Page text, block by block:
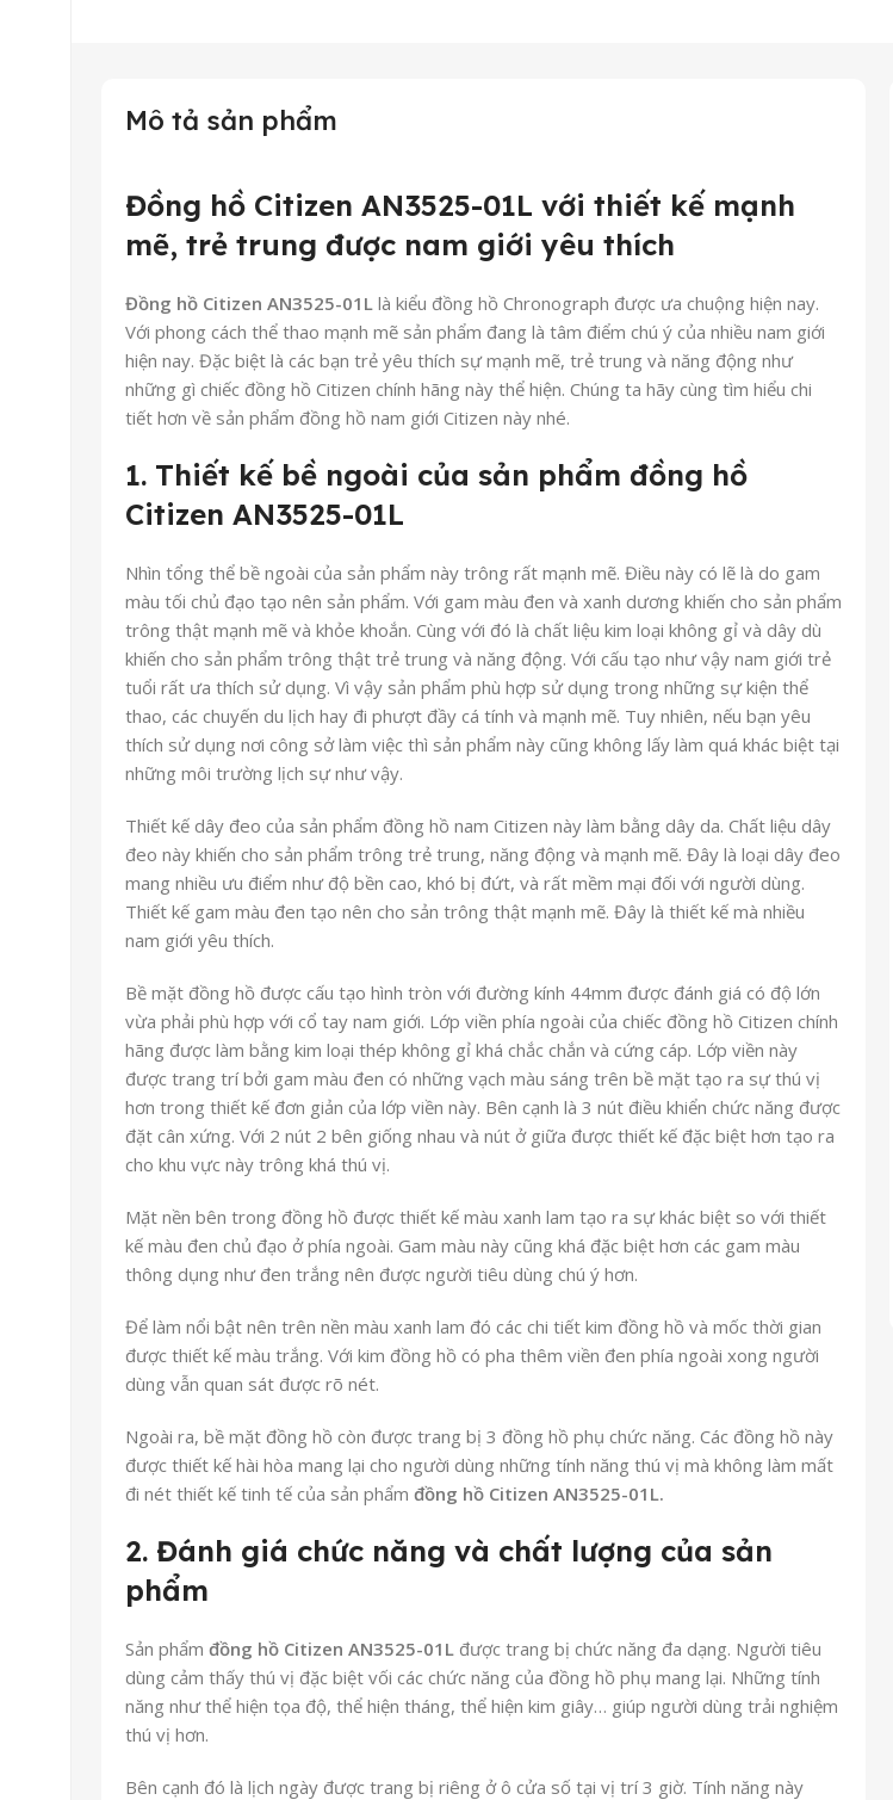
Mô tả sản phẩm
Đồng hồ Citizen AN3525-01L với thiết kế mạnh
mẽ, trẻ trung được nam giới yêu thích
Đồng hồ Citizen AN3525-01L là kiểu đồng hồ Chronograph được ưa chuộng hiện nay.
Với phong cách thể thao mạnh mẽ sản phẩm đang là tâm điểm chú ý của nhiều nam giới
hiện nay. Đặc biệt là các bạn trẻ yêu thích sự mạnh mẽ, trẻ trung và năng động như
những gì chiếc đồng hồ Citizen chính hãng này thể hiện. Chúng ta hãy cùng tìm hiểu chi
tiết hơn về sản phẩm đồng hồ nam giới Citizen này nhé.
1. Thiết kế bề ngoài của sản phẩm đồng hồ
Citizen AN3525-01L
Nhìn tổng thể bề ngoài của sản phẩm này trông rất mạnh mẽ. Điều này có lẽ là do gam
màu tối chủ đạo tạo nên sản phẩm. Với gam màu đen và xanh dương khiến cho sản phẩm
trông thật mạnh mẽ và khỏe khoắn. Cùng với đó là chất liệu kim loại không gỉ và dây dù
khiến cho sản phẩm trông thật trẻ trung và năng động. Với cấu tạo như vậy nam giới trẻ
tuổi rất ưa thích sử dụng. Vì vậy sản phẩm phù hợp sử dụng trong những sự kiện thể
thao, các chuyến du lịch hay đi phượt đầy cá tính và mạnh mẽ. Tuy nhiên, nếu bạn yêu
thích sử dụng nơi công sở làm việc thì sản phẩm này cũng không lấy làm quá khác biệt tại
những môi trường lịch sự như vậy.
Thiết kế dây đeo của sản phẩm đồng hồ nam Citizen này làm bằng dây da. Chất liệu dây
đeo này khiến cho sản phẩm trông trẻ trung, năng động và mạnh mẽ. Đây là loại dây đeo
mang nhiều ưu điểm như độ bền cao, khó bị đứt, và rất mềm mại đối với người dùng.
Thiết kế gam màu đen tạo nên cho sản trông thật mạnh mẽ. Đây là thiết kế mà nhiều
nam giới yêu thích.
Bề mặt đồng hồ được cấu tạo hình tròn với đường kính 44mm được đánh giá có độ lớn
vừa phải phù hợp với cổ tay nam giới. Lớp viền phía ngoài của chiếc đồng hồ Citizen chính
hãng được làm bằng kim loại thép không gỉ khá chắc chắn và cứng cáp. Lớp viền này
được trang trí bởi gam màu đen có những vạch màu sáng trên bề mặt tạo ra sự thú vị
hơn trong thiết kế đơn giản của lớp viền này. Bên cạnh là 3 nút điều khiển chức năng được
đặt cân xứng. Với 2 nút 2 bên giống nhau và nút ở giữa được thiết kế đặc biệt hơn tạo ra
cho khu vực này trông khá thú vị.
Mặt nền bên trong đồng hồ được thiết kế màu xanh lam tạo ra sự khác biệt so với thiết
kế màu đen chủ đạo ở phía ngoài. Gam màu này cũng khá đặc biệt hơn các gam màu
thông dụng như đen trắng nên được người tiêu dùng chú ý hơn.
Để làm nổi bật nên trên nền màu xanh lam đó các chi tiết kim đồng hồ và mốc thời gian
được thiết kế màu trắng. Với kim đồng hồ có pha thêm viền đen phía ngoài xong người
dùng vẫn quan sát được rõ nét.
Ngoài ra, bề mặt đồng hồ còn được trang bị 3 đồng hồ phụ chức năng. Các đồng hồ này
được thiết kế hài hòa mang lại cho người dùng những tính năng thú vị mà không làm mất
đi nét thiết kế tinh tế của sản phẩm đồng hồ Citizen AN3525-01L.
2. Đánh giá chức năng và chất lượng của sản
phẩm
Sản phẩm đồng hồ Citizen AN3525-01L được trang bị chức năng đa dạng. Người tiêu
dùng cảm thấy thú vị đặc biệt vối các chức năng của đồng hồ phụ mang lại. Những tính
năng như thể hiện tọa độ, thể hiện tháng, thể hiện kim giây… giúp người dùng trải nghiệm
thú vị hơn.
Bên cạnh đó là lịch ngày được trang bị riêng ở ô cửa số tại vị trí 3 giờ. Tính năng này